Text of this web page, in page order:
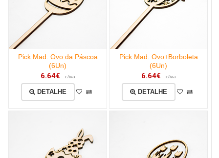
Pick Mad. Ovo da Páscoa
(6Un)
6.64€ c/iva
DETALHE
Pick Mad. Ovo+Borboleta
(6Un)
6.64€ c/iva
DETALHE